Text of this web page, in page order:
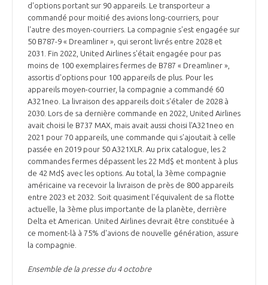
d'options portant sur 90 appareils. Le transporteur a
commandé pour moitié des avions long-courriers, pour
l'autre des moyen-courriers. La compagnie s'est engagée sur
50 B787-9 « Dreamliner », qui seront livrés entre 2028 et
2031. Fin 2022, United Airlines s'était engagée pour pas
moins de 100 exemplaires fermes de B787 « Dreamliner »,
assortis d'options pour 100 appareils de plus. Pour les
appareils moyen-courrier, la compagnie a commandé 60
A321neo. La livraison des appareils doit s'étaler de 2028 à
2030. Lors de sa dernière commande en 2022, United Airlines
avait choisi le B737 MAX, mais avait aussi choisi l'A321neo en
2021 pour 70 appareils, une commande qui s'ajoutait à celle
passée en 2019 pour 50 A321XLR. Au prix catalogue, les 2
commandes fermes dépassent les 22 Md$ et montent à plus
de 42 Md$ avec les options. Au total, la 3ème compagnie
américaine va recevoir la livraison de près de 800 appareils
entre 2023 et 2032. Soit quasiment l'équivalent de sa flotte
actuelle, la 3ème plus importante de la planète, derrière
Delta et American. United Airlines devrait être constituée à
ce moment-là à 75% d'avions de nouvelle génération, assure
la compagnie.
Ensemble de la presse du 4 octobre